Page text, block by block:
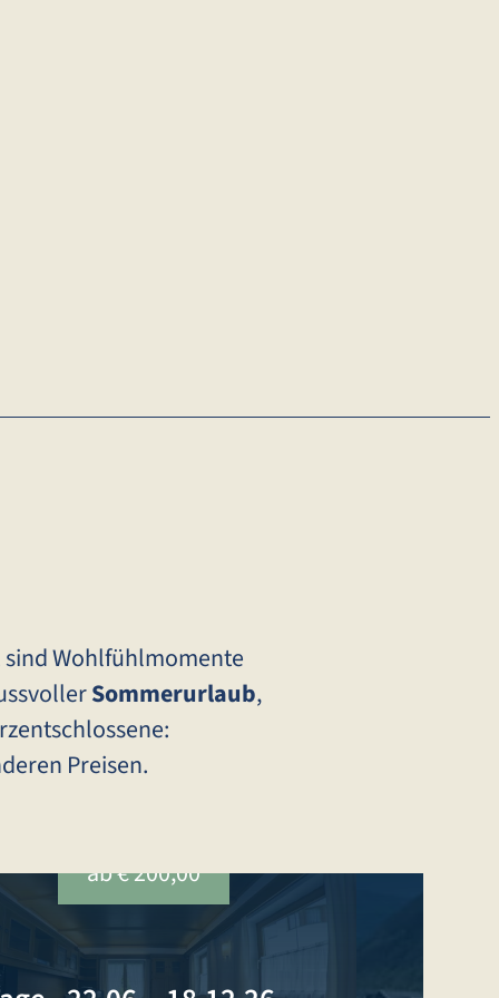
sind Wohlfühlmomente
Sommerurlaub,
Preisen.
ab € 200,00